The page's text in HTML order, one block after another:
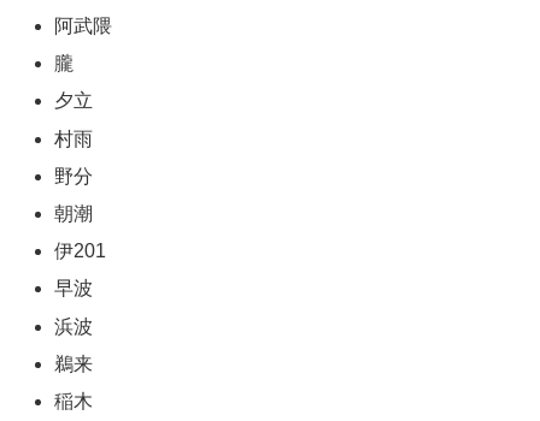
阿武隈
朧
夕立
村雨
野分
朝潮
伊201
早波
浜波
鵜来
稲木